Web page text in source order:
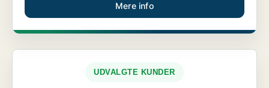
Mere info
UDVALGTE KUNDER